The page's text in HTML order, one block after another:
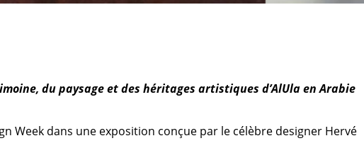
du paysage et des héritages artistiques d’AlUla en Arabie
Week dans une exposition conçue par le célèbre designer Hervé